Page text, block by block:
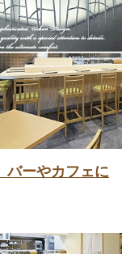
バーやカフェに